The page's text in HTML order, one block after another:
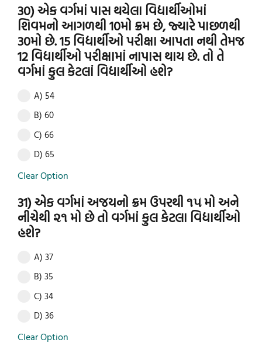
30) એક વર્ગમાં પાસ થયેલા વિદ્યાર્થીઓમાં
શિવમનો આગળથી 10મો ક્રમ છે, જ્યારે પાછળથી
30મો છે. 15 વિદ્યાર્થીઓ પરીક્ષા આપતા નથી તેમજ
12 વિદ્યાર્થીઓ પરીક્ષામાં નાપાસ થાય છે. તો તે
વર્ગમાં કુલ કેટલાં વિદ્યાર્થીઓ હશે?
A) 54
B) 60
C) 66
D) 65
Clear Option
31) એક વર્ગમાં અજયનો ક્રમ ઉપરથી ૧૫ મો અને
નીચેથી ૨૧ મો છે તો વર્ગમાં કુલ કેટલા વિદ્યાર્થીઓ
હશે?
A) 37
B) 35
C) 34
D) 36
Clear Option